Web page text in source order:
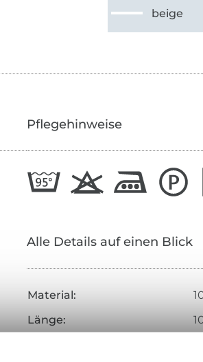
beige
Pflegehinweise
Alle Details auf einen Blick
Material:
Länge: